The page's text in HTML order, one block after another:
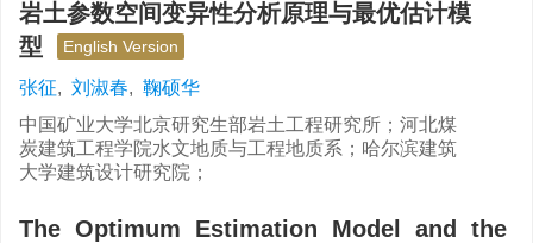
岩土参数空间变异性分析原理与最优估计模
型
English Version
张征, 刘淑春, 鞠硕华
中国矿业大学北京研究生部岩土工程研究所；河北煤
炭建筑工程学院水文地质与工程地质系；哈尔滨建筑
大学建筑设计研究院；
The Optimum Estimation Model and the